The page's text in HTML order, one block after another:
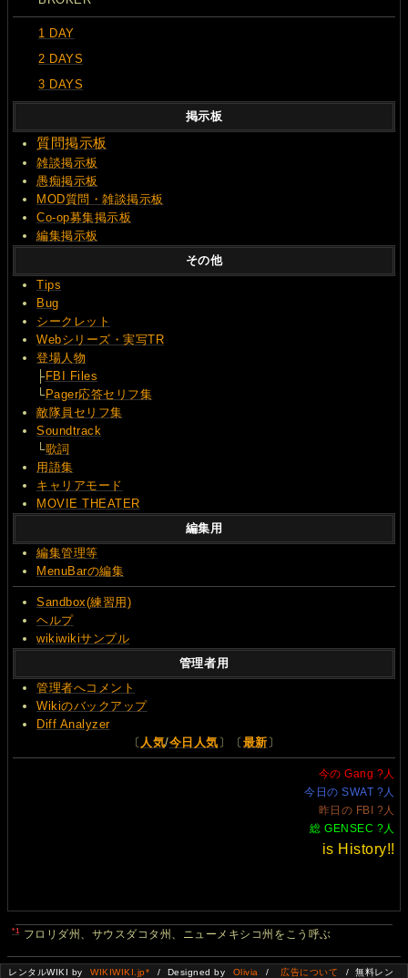
1 DAY
2 DAYS
3 DAYS
掲示板
質問掲示板
雑談掲示板
愚痴掲示板
MOD質問・雑談掲示板
Co-op募集掲示板
編集掲示板
その他
Tips
Bug
シークレット
Webシリーズ・実写TR
登場人物
├FBI Files
└Pager応答セリフ集
敵隊員セリフ集
Soundtrack
└歌詞
用語集
キャリアモード
MOVIE THEATER
編集用
編集管理等
MenuBarの編集
Sandbox(練習用)
ヘルプ
wikiwikiサンプル
管理者用
管理者へコメント
Wikiのバックアップ
Diff Analyzer
〔 人気/今日人気 〕〔 最新 〕
今の Gang ?人
今日の SWAT ?人
昨日の FBI ?人
総 GENSEC ?人
is History!!
*1 フロリダ州、サウスダコタ州、ニューメキシコ州をこう呼ぶ
レンタルWIKI by WIKIWIKI.jp* / Designed by Olivia / 広告について / 無料レン